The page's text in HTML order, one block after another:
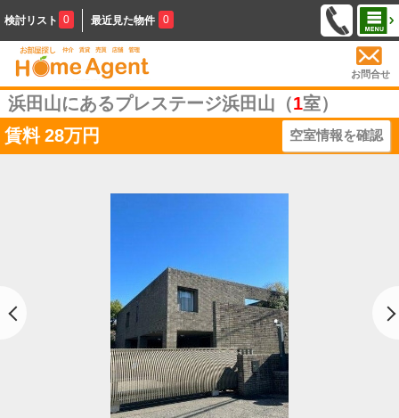
検討リスト 0 最近見た物件 0
お問合せ
浜田山にあるプレステージ浜田山（1室）
賃料 28万円 空室情報を確認